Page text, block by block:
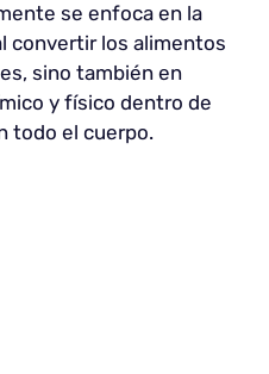
se enfoca en la
convertir los alimentos
sino también en
y físico dentro de
todo el cuerpo.